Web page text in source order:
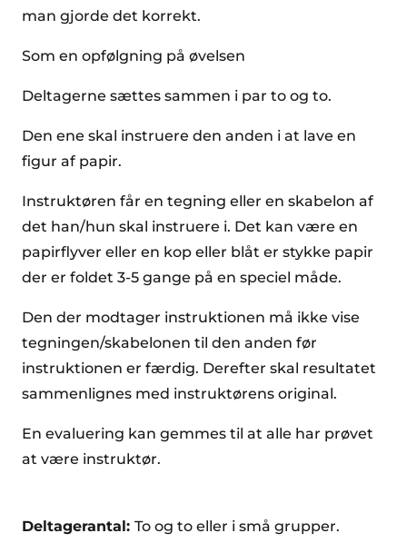
man gjorde det korrekt.
Som en opfølgning på øvelsen
Deltagerne sættes sammen i par to og to.
Den ene skal instruere den anden i at lave en
figur af papir.
Instruktøren får en tegning eller en skabelon af
det han/hun skal instruere i. Det kan være en
papirflyver eller en kop eller blåt er stykke papir
der er foldet 3-5 gange på en speciel måde.
Den der modtager instruktionen må ikke vise
tegningen/skabelonen til den anden før
instruktionen er færdig. Derefter skal resultatet
sammenlignes med instruktørens original.
En evaluering kan gemmes til at alle har prøvet
at være instruktør.
Deltagerantal: To og to eller i små grupper.